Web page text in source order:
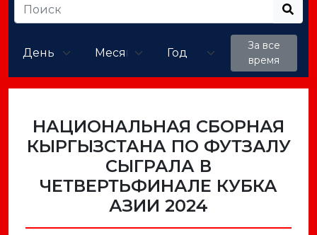
За все
время
НАЦИОНАЛЬНАЯ СБОРНАЯ
КЫРГЫЗСТАНА ПО ФУТЗАЛУ
СЫГРАЛА В
ЧЕТВЕРТЬФИНАЛЕ КУБКА
АЗИИ 2024